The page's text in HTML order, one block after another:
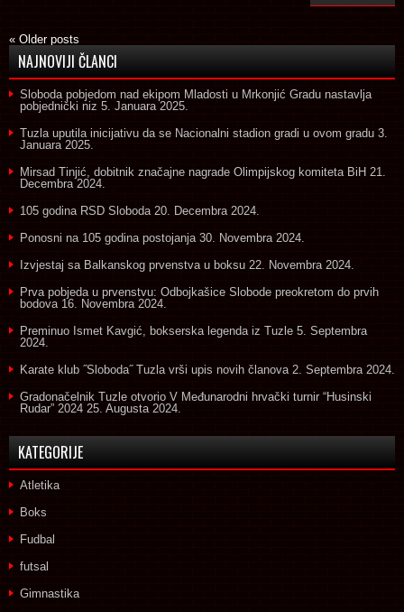
« Older posts
NAJNOVIJI ČLANCI
Sloboda pobjedom nad ekipom Mladosti u Mrkonjić Gradu nastavlja
pobjednički niz 5. Januara 2025.
Tuzla uputila inicijativu da se Nacionalni stadion gradi u ovom gradu 3.
Januara 2025.
Mirsad Tinjić, dobitnik značajne nagrade Olimpijskog komiteta BiH 21.
Decembra 2024.
105 godina RSD Sloboda 20. Decembra 2024.
Ponosni na 105 godina postojanja 30. Novembra 2024.
Izvjestaj sa Balkanskog prvenstva u boksu 22. Novembra 2024.
Prva pobjeda u prvenstvu: Odbojkašice Slobode preokretom do prvih
bodova 16. Novembra 2024.
Preminuo Ismet Kavgić, bokserska legenda iz Tuzle 5. Septembra
2024.
Karate klub ˝Sloboda˝ Tuzla vrši upis novih članova 2. Septembra 2024.
Gradonačelnik Tuzle otvorio V Međunarodni hrvački turnir “Husinski
Rudar” 2024 25. Augusta 2024.
KATEGORIJE
Atletika
Boks
Fudbal
futsal
Gimnastika